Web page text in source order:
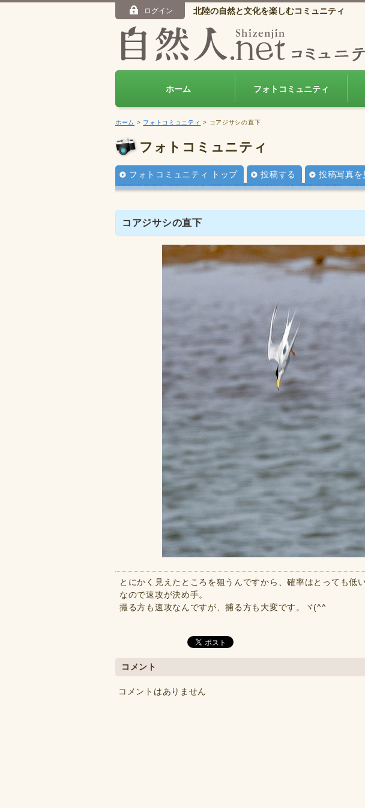
ログイン 北陸の自然と文化を楽しむコミュニティ
ホーム フォトコミュニティ
ホーム > フォトコミュニティ > コアジサシの直下
フォトコミュニティ
フォトコミュニティ トップ 投稿する 投稿写真を
コアジサシの直下
とにかく見えたところを狙うんですから、確率はとっても低い
なので速攻が決め手。
撮る方も速攻なんですが、捕る方も大変です。ヾ(^^ゞ
コメント
コメントはありません